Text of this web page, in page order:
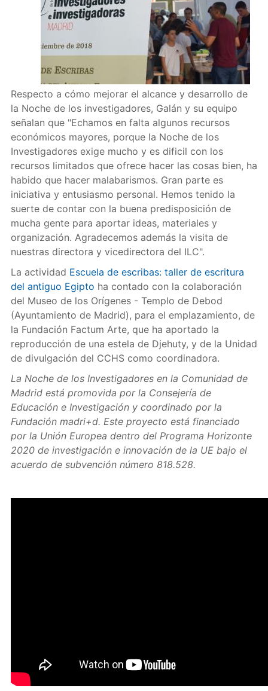
Respecto a cómo mejorar el alcance y desarrollo de
la Noche de los investigadores, Galán y su equipo
señalan que "Echamos en falta algunos recursos
económicos mayores, porque la Noche de los
Investigadores exige mucho y es dificil con los
recursos limitados que ofrece hacer las cosas bien, ha
habido que hacer malabarismos. Gran parte es
iniciativa y entusiasmo personal. Hemos tenido la
suerte de contar con la buena predisposición de
mucha gente para aportar ideas, materiales y
organización. Agradecemos además la visita de
nuestras directora y vicedirectora del ILC".
La actividad Escuela de escribas: taller de escritura
del antiguo Egipto ha contado con la colaboración
del Museo de los Orígenes - Templo de Debod
(Ayuntamiento de Madrid), para el emplazamiento, de
la Fundación Factum Arte, que ha aportado la
reproducción de una estela de Djehuty, y de la Unidad
de divulgación del CCHS como coordinadora.
La Noche de los Investigadores en la Comunidad de
Madrid está promovida por la Consejería de
Educación e Investigación y coordinado por la
Fundación madri+d. Este proyecto está financiado
por la Unión Europea dentro del Programa Horizonte
2020 de investigación e innovación de la UE bajo el
acuerdo de subvención número 818.528.